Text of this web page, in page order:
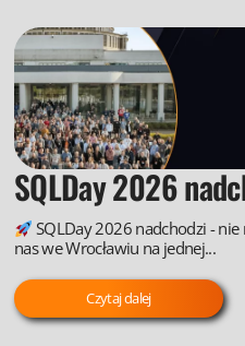
SQLDay 2026
SQLDay 2026 nadchodzi - nie
nas we Wrocławiu na jednej...
Czytaj dalej